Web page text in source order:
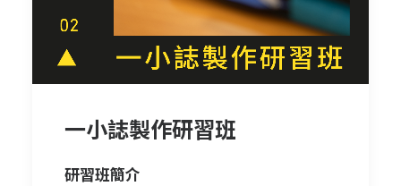
一小誌製作研習班
研習班簡介